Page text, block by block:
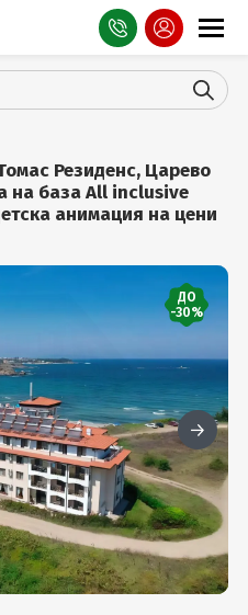
Резиденс, Царево
на база All inclusive
анимация на цени
ДО
-30%